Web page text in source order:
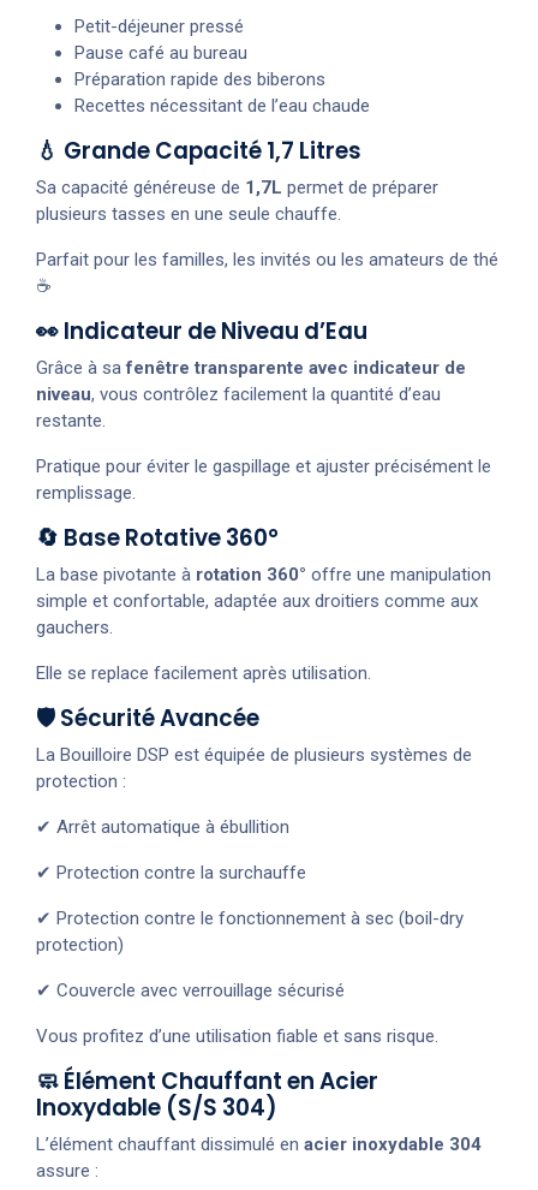
Petit-déjeuner pressé
Pause café au bureau
Préparation rapide des biberons
Recettes nécessitant de l’eau chaude
💧 Grande Capacité 1,7 Litres
Sa capacité généreuse de 1,7L permet de préparer
plusieurs tasses en une seule chauffe.
Parfait pour les familles, les invités ou les amateurs de thé
☕
👀 Indicateur de Niveau d’Eau
Grâce à safenêtre transparente avec indicateur de
niveau, vous contrôlez facilement la quantité d’eau
restante.
Pratique pour éviter le gaspillage et ajuster précisément le
remplissage.
🔄 Base Rotative 360°
La base pivotante à rotation 360° offre une manipulation
simple et confortable, adaptée aux droitiers comme aux
gauchers.
Elle se replace facilement après utilisation.
🛡️ Sécurité Avancée
La Bouilloire DSP est équipée de plusieurs systèmes de
protection :
✔ Arrêt automatique à ébullition
✔ Protection contre la surchauffe
✔ Protection contre le fonctionnement à sec (boil-dry
protection)
✔ Couvercle avec verrouillage sécurisé
Vous profitez d’une utilisation fiable et sans risque.
🧼 Élément Chauffant en Acier
Inoxydable (S/S 304)
L’élément chauffant dissimulé en acier inoxydable 304
assure :